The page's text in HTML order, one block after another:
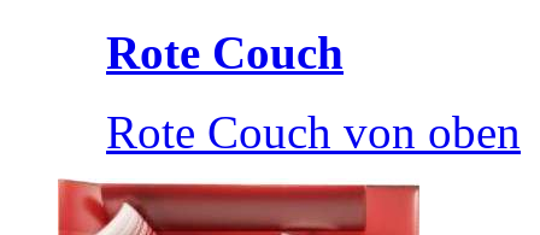
Rote Couch
Rote Couch von oben